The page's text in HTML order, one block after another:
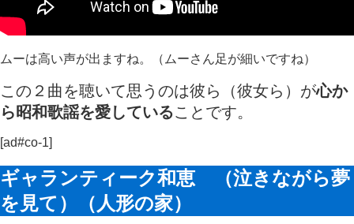
ムーは高い声が出ますね。（ムーさん足が細いですね）
この２曲を聴いて思うのは彼ら（彼女ら）が心か
ら昭和歌謡を愛していることです。
[ad#co-1]
ギャランティーク和恵 （泣きながら夢
を見て）（人形の家）